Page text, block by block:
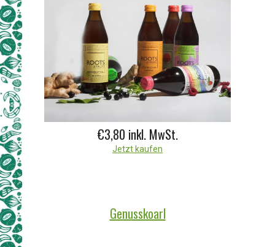
€3,80 inkl. MwSt.
Jetzt kaufen
Genusskoarl